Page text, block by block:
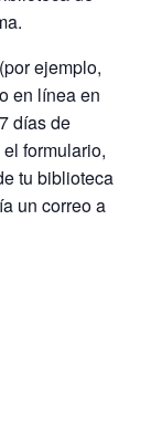
ejemplo,
en línea en
días de
formulario,
tu biblioteca
un correo a